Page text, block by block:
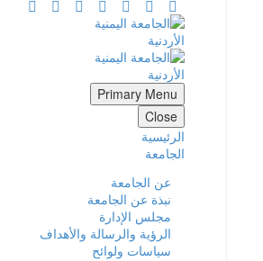
Primary Menu
Close
الرئيسية
الجامعة
عن الجامعة
نبذة عن الجامعة
مجلس الإدارة
الرؤية والرسالة والأهداف
سياسات ولوائح